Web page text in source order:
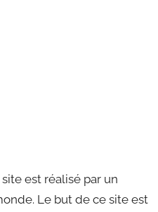
site est réalisé par un
Le but de ce site est